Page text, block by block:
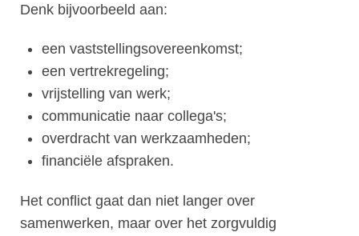
Denk bijvoorbeeld aan:
een vaststellingsovereenkomst;
een vertrekregeling;
vrijstelling van werk;
communicatie naar collega's;
overdracht van werkzaamheden;
financiële afspraken.
Het conflict gaat dan niet langer over
samenwerken, maar over het zorgvuldig